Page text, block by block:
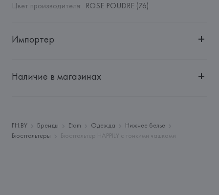
Цвет производителя: ROSE POUDRE (76)
Импортер
"БелВиринея"
Адрес:
ФРАНЦИЯ, Etam Lingerie SA, 57/59 Rue Henri
Barbusse 92110 Clichy,
Наличие в магазинах
FH.BY Бренды Etam Одежда
Нижнее белье
Бюстгальтеры
Бюстгальтер HAPPILY с тонкими чашками